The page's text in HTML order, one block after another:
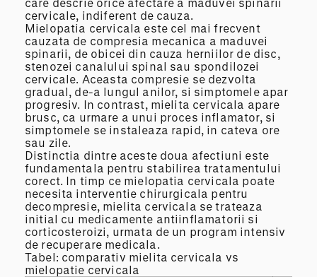
cervicale, indiferent de cauza.
Mielopatia cervicala este cel mai frecvent
cauzata de compresia mecanica a maduvei
spinarii, de obicei din cauza herniilor de disc,
stenozei canalului spinal sau spondilozei
cervicale. Aceasta compresie se dezvolta
gradual, de-a lungul anilor, si simptomele apar
progresiv. In contrast, mielita cervicala apare
brusc, ca urmare a unui proces inflamator, si
simptomele se instaleaza rapid, in cateva ore
sau zile.
Distinctia dintre aceste doua afectiuni este
fundamentala pentru stabilirea tratamentului
corect. In timp ce mielopatia cervicala poate
necesita interventie chirurgicala pentru
decompresie, mielita cervicala se trateaza
initial cu medicamente antiinflamatorii si
corticosteroizi, urmata de un program intensiv
de recuperare medicala.
Tabel: comparativ mielita cervicala vs
mielopatie cervicala